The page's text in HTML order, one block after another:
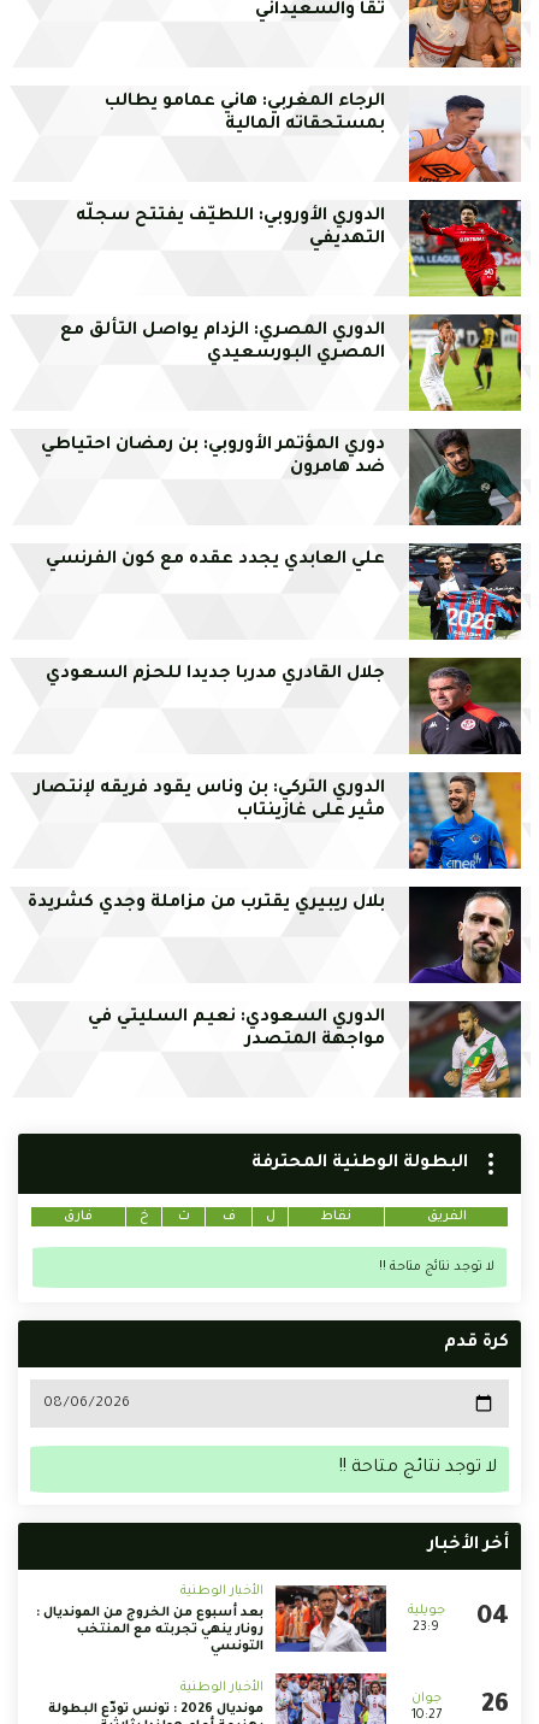
تقا والسعيداني
الرجاء المغربي: هاني عمامو يطالب
بمستحقاته المالية
الدوري الأوروبي: اللطيّف يفتتح سجلّه
التهديفي
الدوري المصري: الزدام يواصل التألق مع
المصري البورسعيدي
دوري المؤتمر الأوروبي: بن رمضان احتياطي
ضد هامرون
علي العابدي يجدد عقده مع كون الفرنسي
جلال القادري مدربا جديدا للحزم السعودي
الدوري التركي: بن وناس يقود فريقه لإنتصار
مثير على غازينتاب
بلال ريبيري يقترب من مزاملة وجدي كشريدة
الدوري السعودي: نعيم السليتي في
مواجهة المتصدر
البطولة الوطنية المحترفة
الفريق نقاط ل ف ت خ فارق
لا توجد نتائج متاحة !!
كرة قدم
لا توجد نتائج متاحة !!
أخر الأخبار
23:9
الأخبار الوطنية
بعد أسبوع من الخروج من المونديال :
رونار ينهي تجربته مع المنتخب
التونسي
10:27
الأخبار الوطنية
مونديال 2026 : تونس تودّع البطولة